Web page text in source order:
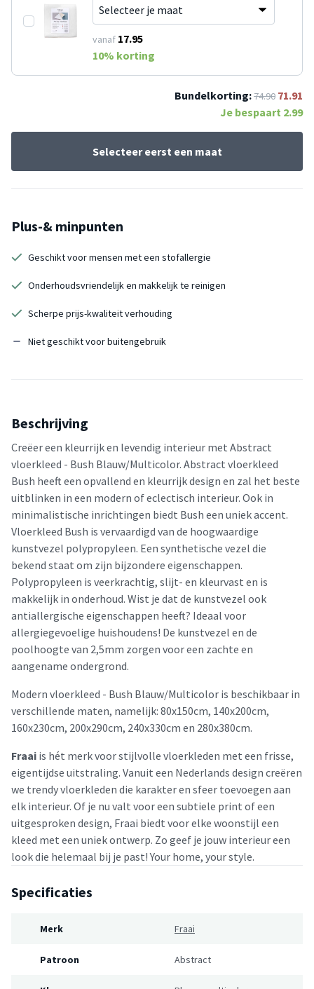
vanaf 17.95
10% korting
Bundelkorting:74.90 71.91
Je bespaart 2.99
Selecteer eerst een maat
Plus-& minpunten
Geschikt voor mensen met een stofallergie
Onderhoudsvriendelijk en makkelijk te reinigen
Scherpe prijs-kwaliteit verhouding
Niet geschikt voor buitengebruik
Beschrijving
Creëer een kleurrijk en levendig interieur met Abstract
vloerkleed - Bush Blauw/Multicolor. Abstract vloerkleed
Bush heeft een opvallend en kleurrijk design en zal het beste
uitblinken in een modern of eclectisch interieur. Ook in
minimalistische inrichtingen biedt Bush een uniek accent.
Vloerkleed Bush is vervaardigd van de hoogwaardige
kunstvezel polypropyleen. Een synthetische vezel die
bekend staat om zijn bijzondere eigenschappen.
Polypropyleen is veerkrachtig, slijt- en kleurvast en is
makkelijk in onderhoud. Wist je dat de kunstvezel ook
antiallergische eigenschappen heeft? Ideaal voor
allergiegevoelige huishoudens! De kunstvezel en de
poolhoogte van 2,5mm zorgen voor een zachte en
aangename ondergrond.
Modern vloerkleed - Bush Blauw/Multicolor is beschikbaar in
verschillende maten, namelijk: 80x150cm, 140x200cm,
160x230cm, 200x290cm, 240x330cm en 280x380cm.
Fraai is hét merk voor stijlvolle vloerkleden met een frisse,
eigentijdse uitstraling. Vanuit een Nederlands design creëren
we trendy vloerkleden die karakter en sfeer toevoegen aan
elk interieur. Of je nu valt voor een subtiele print of een
uitgesproken design, Fraai biedt voor elke woonstijl een
kleed met een uniek ontwerp. Zo geef je jouw interieur een
look die helemaal bij je past! Your home, your style.
Specificaties
Merk Fraai
Patroon Abstract